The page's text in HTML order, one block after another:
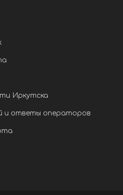
Иркутска
и ответы операторов